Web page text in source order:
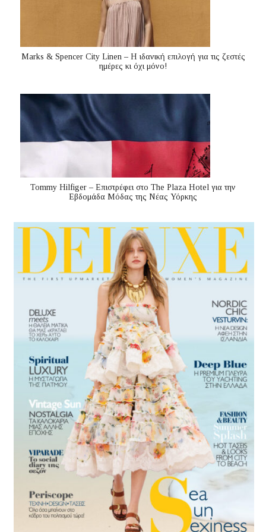
Marks & Spencer City Linen – Η ιδανική επιλογή για τις ζεστές
ημέρες κι όχι μόνο!
Tommy Hilfiger – Επιστρέφει στο The Plaza Hotel για την
Εβδομάδα Μόδας της Νέας Υόρκης